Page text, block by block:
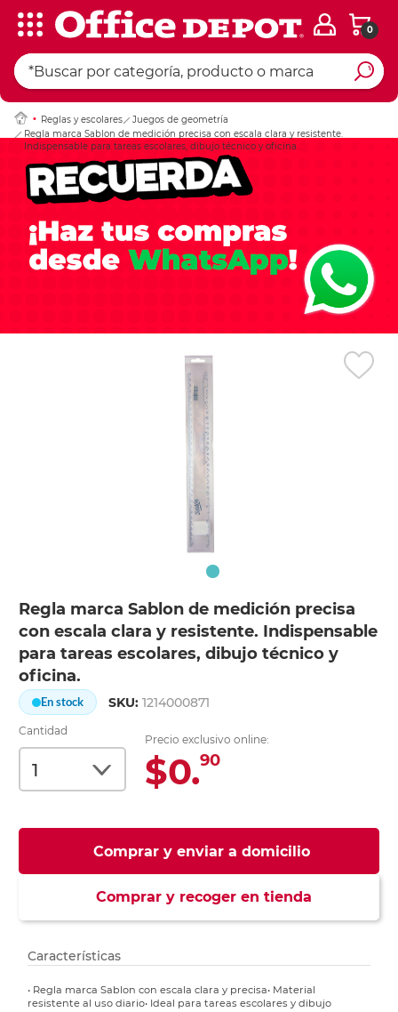
0
Reglas y escolares
Juegos de geometría
Regla marca Sablon de medición precisa con escala clara y resistente.
Indispensable para tareas escolares, dibujo técnico y oficina.
Regla marca Sablon de medición precisa
con escala clara y resistente. Indispensable
para tareas escolares, dibujo técnico y
oficina.
En stock SKU:1214000871
Cantidad
Precio exclusivo online:
$0.90
Comprar y enviar a domicilio
Comprar y recoger en tienda
Ingresar Codigo
Características
• Regla marca Sablon con escala clara y precisa• Material
resistente al uso diario• Ideal para tareas escolares y dibujo